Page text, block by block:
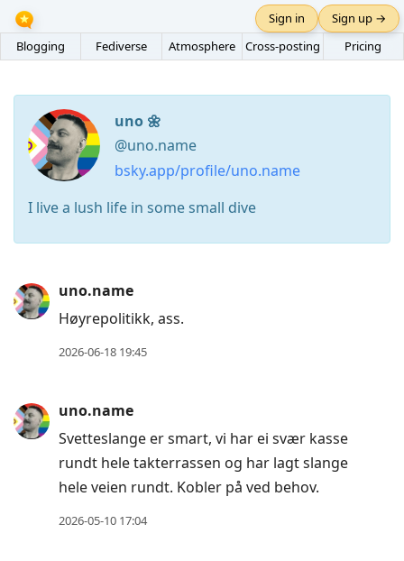
Blogging Fediverse Atmosphere Cross-posting Pricing
Sign in Sign up →
uno 🌼
@uno.name
bsky.app/profile/uno.name
I live a lush life in some small dive
Press
Arrow
to
next
uno.name
Høyrepolitikk, ass.
2026-06-18 19:45
uno.name
Svetteslange er smart, vi har ei svær kasse
rundt hele takterrassen og har lagt slange
hele veien rundt. Kobler på ved behov.
2026-05-10 17:04